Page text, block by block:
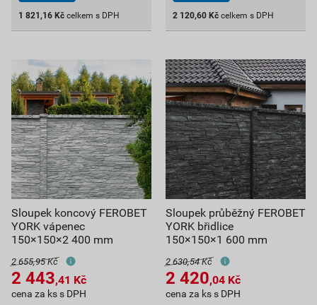
1 821,16 Kč celkem s DPH 2 120,60 Kč celkem s DPH
Sloupek koncový FEROBET
YORK vápenec
150×150×2 400 mm
2 655,95 Kč
2 443,41 Kč
cena za ks s DPH
Sloupek průběžný FEROBET
YORK břidlice
150×150×1 600 mm
2 630,54 Kč
2 420,04 Kč
cena za ks s DPH